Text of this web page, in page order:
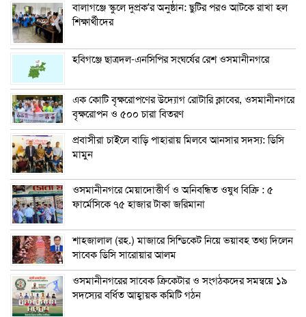
বালাগঞ্জে স্কুলে দুপ্রক’র অনুষ্ঠান: ছুটির পরও আটকে রাখা হল
শিক্ষার্থীদের
হবিগঞ্জে ছাত্রদল-এনসিপির সংঘর্ষের রেশ ওসমানীনগরে
এক কোটি বৃক্ষরোপণের উদ্যোগ রোটারি ক্লাবের, ওসমানীনগরে
বৃক্ষরোপন ও ৫০০ চারা বিতরণ
প্রবাসীরা চাইলে বাড়ি পাহারায় মিলবে আনসার সদস্য: ডিসি
মামুন
ওসমানীনগরে মেয়াদোত্তীর্ণ ও অনিবন্ধিত ওষুধ বিক্রি : ৫
ফার্মেসিকে ৭৫ হাজার টাকা জরিমানা
শাহজালাল (রহ.) মাজারে সিন্ডিকেট নিয়ে ভয়াবহ তথ্য দিলেন
সাবেক ডিসি সারোয়ার আলম
ওসমানীনগরের সাবেক ক্রিকেটার ও সংগঠকদের সমন্বয়ে ১৯
সদস্যের বর্ধিত আহ্বায়ক কমিটি গঠন